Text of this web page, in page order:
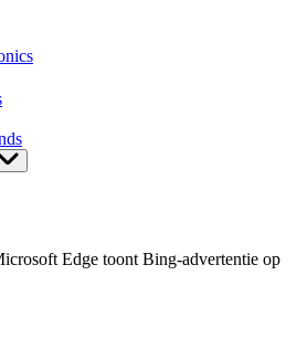
Edge toont Bing-advertentie op